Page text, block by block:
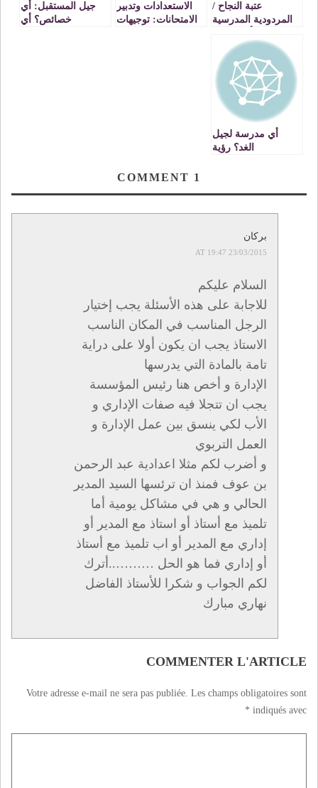
عتبة النجاح /
المردودية المدرسية
الاستعدادات وتدبير
الامتحانات: توجيهات
جيل المستقبل: أي
خصائص؟ أي
أي مدرسة لجيل
الغد؟ رؤية
1
بركان
23/03/2015 AT 19:47
السلام عليكم
للاجابة على هذه الأسئلة يجب إختيار
الرجل المناسب في المكان الناسب
الاستاذ يجب ان يكون أولا على دراية
تامة بالمادة التي يدرسها
الإدارة و أخص هنا رئيس المؤسسة
يجب ان تتجلا فيه صفات الإداري و
الأب لكي ينسق بين عمل الإدارة و
العمل التربوي
و أضرب لكم مثلا اعدادية عبد الرحمن
بن عوف فمنذ ان ترئسها السيد المدير
الحالي و هي في مشاكل يومية أما
تلميذ مع أستاذ أو استاذ مع المدير أو
إداري مع المدير أو اب تلميذ مع أستاذ
أو إداري فما هو الحل ………..أترك
لكم الجواب و شكرا للأستاذ الفاضل
نهاري مبارك
COMMENTER L'ARTICLE
Votre adresse e-mail ne sera pas publiée. Les champs obligatoires sont
indiqués avec
*